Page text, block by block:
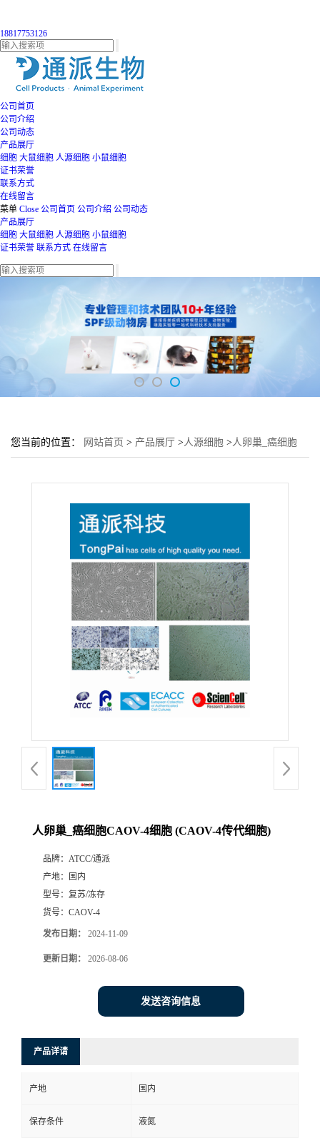
18817753126
公司首页
公司介绍
公司动态
产品展厅
细胞 大鼠细胞 人源细胞 小鼠细胞
证书荣誉
联系方式
在线留言
菜单 Close 公司首页 公司介绍 公司动态
产品展厅
细胞 大鼠细胞 人源细胞 小鼠细胞
证书荣誉 联系方式 在线留言
您当前的位置： 网站首页 > 产品展厅 >人源细胞 >人卵巢_癌细胞
人卵巢_癌细胞CAOV-4细胞 (CAOV-4传代细胞)
品牌： ATCC/通派
产地：
国内
型号： 复苏/冻存
货号： CAOV-4
发布日期： 2024-11-09
更新日期： 2026-08-06
发送咨询信息
产品详请
产地 国内
保存条件 液氮